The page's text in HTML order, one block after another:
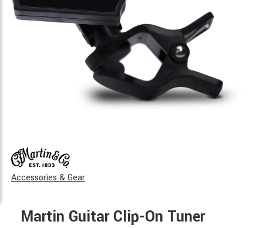
Accessories & Gear
Martin Guitar Clip-On Tuner